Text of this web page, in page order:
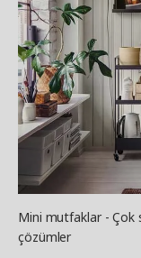
Mini mutfaklar - Çok
çözümler